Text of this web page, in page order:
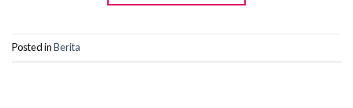
Posted inBerita